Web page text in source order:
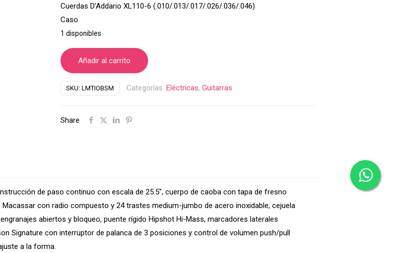
Cuerdas D’Addario XL110-6 (.010/.013/.017/.026/.036/.046)
Caso
1 disponibles
Añadir al carrito
SKU: LMTIOBSM Categorías: Eléctricas, Guitarras
Share
de paso continuo con escala de 25.5″, cuerpo de caoba con tapa de fresno
con radio compuesto y 24 trastes medium-jumbo de acero inoxidable, cejuela
abiertos y bloqueo, puente rígido Hipshot Hi-Mass, marcadores laterales
Signature con interruptor de palanca de 3 posiciones y control de volumen push/pull
a la forma.